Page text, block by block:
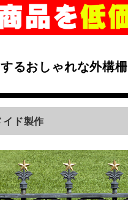
るおしゃれな外構
ド製作